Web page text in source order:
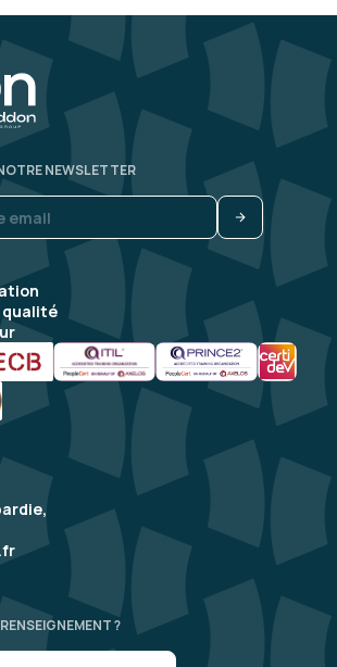
5
avec Élise ! Son franc-
du sujet permettent
RPS de manière concrète et
échanges étaient riches et
elle a su créer un environnement
écouté et encouragé à poser
et prévenir les risques
Le 24/11/2025
entre Stress, Harcèlement,
externes et épuisement
situation de travail pour trouver
et prévenir les risques
Le 24/11/2025
qualité
NEWSLETTER
?